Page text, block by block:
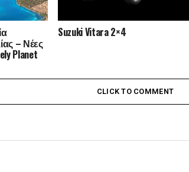
– Νέες
Planet
Suzuki Vitara 2×4
CLICK TO COMMENT